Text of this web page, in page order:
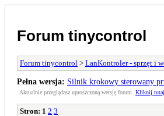
Forum tinycontrol
Forum tinycontrol > LanKontroler - sprzęt i
Pełna wersja: Silnik krokowy sterowany
Aktualnie przeglądasz uproszczoną wersję forum. Kliknij tutaj,
Stron: 1 2 3